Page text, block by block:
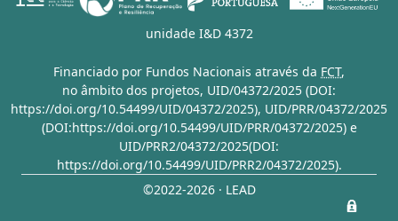
unidade I&D 4372
Financiado por Fundos Nacionais através da FCT,
no âmbito dos projetos, UID/04372/2025 (DOI:
https://doi.org/10.54499/UID/04372/2025), UID/PRR/04372/2025
(DOI:https://doi.org/10.54499/UID/PRR/04372/2025)e
UID/PRR2/04372/2025(DOI:
https://doi.org/10.54499/UID/PRR2/04372/2025).
©2022-2026 · LEAD